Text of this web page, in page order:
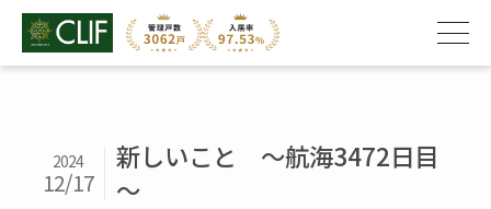
新しいこと ～航海3472日目
～
2024
12/17